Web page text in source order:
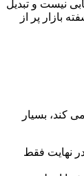
نیست و تبدیل
بازار پر از
بسیار
نهایت فقط